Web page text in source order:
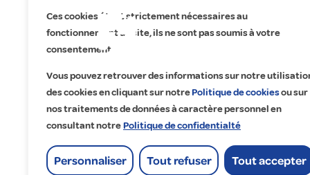
Ces cookies étant strictement nécessaires au
fonctionnement du site, ils ne sont pas soumis à votre
consentement.
Vous pouvez retrouver des informations sur notre
des cookies en cliquant sur notrePolitique de cookiesou sur
nos traitements de données à caractère personnel en
consultant notrePolitique de confidentialté
Personnaliser Tout refuser Tout accepter
Centre